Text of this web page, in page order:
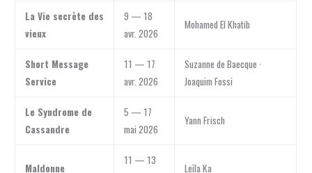
La Vie secrète des
vieux
9 — 18
avr. 2026
Mohamed El Khatib
Short Message
Service
11 — 17
avr. 2026
Suzanne de Baecque ·
Joaquim Fossi
Le Syndrome de
Cassandre
5 — 17
mai 2026
Yann Frisch
Maldonne
11 — 13
Leïla Ka